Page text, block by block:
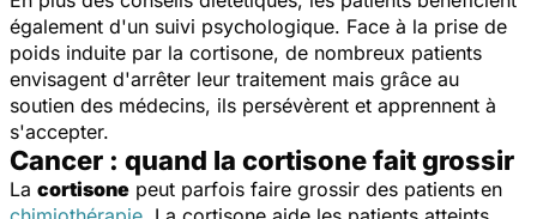
également d'un suivi psychologique. Face à la prise de
poids induite par la cortisone, de nombreux patients
envisagent d'arrêter leur traitement mais grâce au
soutien des médecins, ils persévèrent et apprennent à
s'accepter.
Cancer : quand la cortisone fait grossir
La cortisone peut parfois faire grossir des patients en